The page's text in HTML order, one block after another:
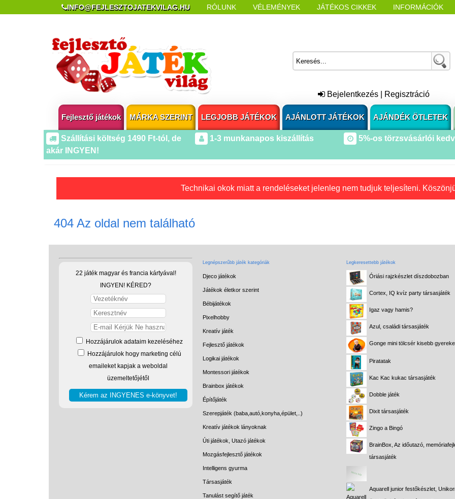
INFO@FEJLESZTOJATEKVILAG.HU RÓLUNK VÉLEMÉNYEK JÁTÉKOS CIKKEK INFORMÁCIÓK
Bejelentkezés Regisztráció
Fejlesztő játékok MÁRKA SZERINT LEGJOBB JÁTÉKOK AJÁNLOTT JÁTÉKOK AJÁNDÉK ÖTLETEK
Szállítási költség 1490 Ft-tól, de
akár INGYEN!
1-3 munkanapos kiszállítás 5%-os törzsvásárlói
Technikai okok miatt a rendeléseket jelenleg nem tudjuk teljesíteni.
404 Az oldal nem található
22 játék magyar és francia kártyával!
INGYEN! KÉRED?
Hozzájárulok adataim kezeléséhez
Hozzájárulok hogy marketing célú
emaileket kapjak a weboldal
üzemeltetőjétől
Legnépszerűbb játék kategóriák
Djeco játékok
Játékok életkor szerint
Bébijátékok
Pixelhobby
Kreatív játék
Fejlesztő játékok
Logikai játékok
Montessori játékok
Brainbox játékok
Építőjáték
Szerepjáték (baba,autó,konyha,épület,..)
Kreatív játékok lányoknak
Úti játékok, Utazó játékok
Mozgásfejlesztő játékok
Intelligens gyurma
Társasjáték
Tanulást segítő játék
Legkeresettebb játékok
Óriási rajzkészlet díszdobozban
Cortex, IQ kvíz party társasjáték
Igaz vagy hamis?
Azul, családi társasjáték
Gonge mini tölcsér kisebb
Piratatak
Kac Kac kukac társasjáték
Dobble játék
Dixit társasjáték
Zingo a Bingó
BrainBox, Az időutazó,
társasjáték
Aquarell junior festőkészlet,